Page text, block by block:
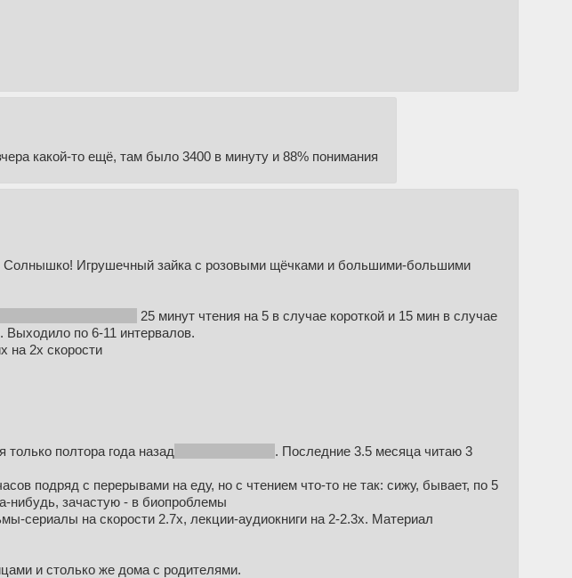
какой-то ещё, там было 3400 в минуту и 88% понимания
Солнышко! Игрушечный зайка с розовыми щёчками и большими-большими
25 минут чтения на 5 в случае короткой и 15 мин в случае
по 6-11 интервалов.
на 2x скорости
только полтора года назад
. Последние 3.5 месяца читаю 3
подряд с перерывами на еду, но с чтением что-то не так: сижу, бывает, по 5
нибудь, зачастую - в биопроблемы
сериалы на скорости 2.7x, лекции-аудиокниги на 2-2.3x. Материал
и столько же дома с родителями.